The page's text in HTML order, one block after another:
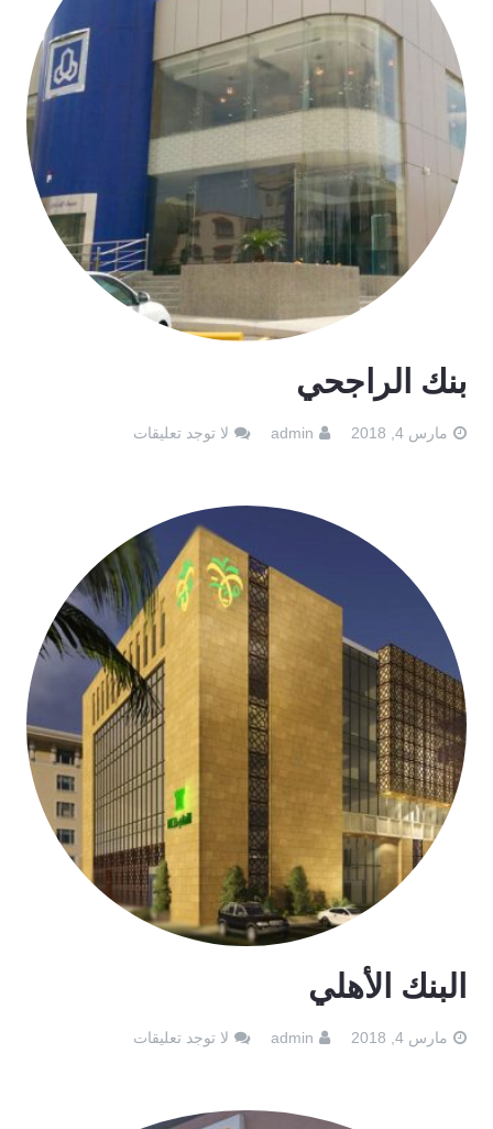
بنك الراجحي
مارس 4, 2018 admin لا توجد تعليقات
البنك الأهلي
مارس 4, 2018 admin لا توجد تعليقات